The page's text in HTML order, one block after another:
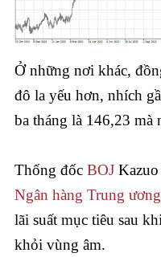
Ở những nơi khác,
đô la yếu hơn, nhích
ba tháng là 146,23 mà
Thống đốc BOJKazuo
Ngân hàng Trung ương
lãi suất mục tiêu sau
khỏi vùng âm.